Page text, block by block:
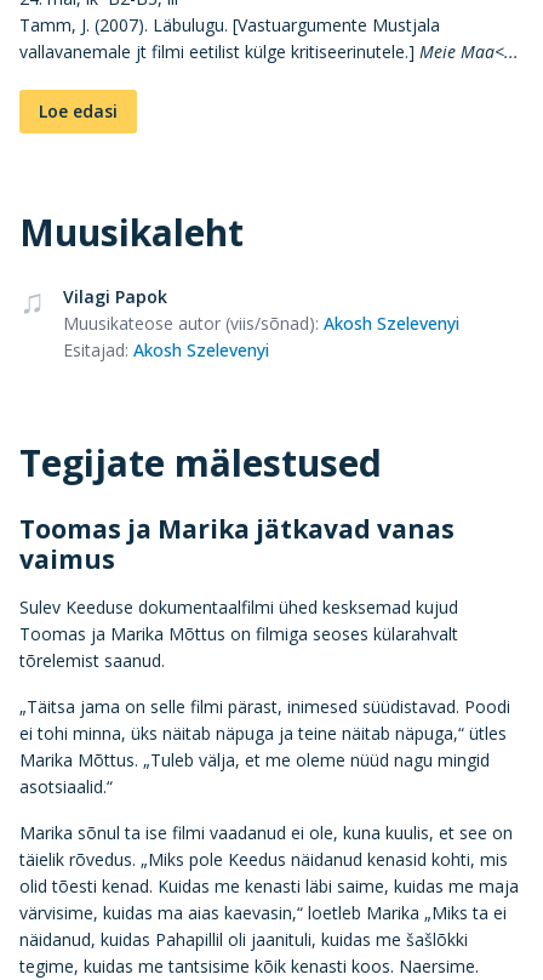
Tamm, J. (2007). Läbulugu. [Vastuargumente Mustjala
vallavanemale jt filmi eetilist külge kritiseerinutele.] Meie Maa<...
Loe edasi
Muusikaleht
Vilagi Papok
Muusikateose autor (viis/sõnad): Akosh Szelevenyi
Esitajad: Akosh Szelevenyi
Tegijate mälestused
Toomas ja Marika jätkavad vanas
vaimus
Sulev Keeduse dokumentaalfilmi ühed kesksemad kujud
Toomas ja Marika Mõttus on filmiga seoses külarahvalt
tõrelemist saanud.
„Täitsa jama on selle filmi pärast, inimesed süüdistavad. Poodi
ei tohi minna, üks näitab näpuga ja teine näitab näpuga,“ ütles
Marika Mõttus. „Tuleb välja, et me oleme nüüd nagu mingid
asotsiaalid.“
Marika sõnul ta ise filmi vaadanud ei ole, kuna kuulis, et see on
täielik rõvedus. „Miks pole Keedus näidanud kenasid kohti, mis
olid tõesti kenad. Kuidas me kenasti läbi saime, kuidas me maja
värvisime, kuidas ma aias kaevasin,“ loetleb Marika „Miks ta ei
näidanud, kuidas Pahapillil oli jaanituli, kuidas me šašlõkki
tegime, kuidas me tantsisime kõik kenasti koos. Naersime.